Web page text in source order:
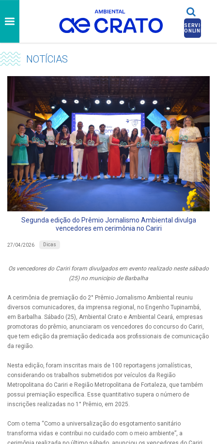
SERVIÇOS
ONLINE
NOTÍCIAS
Segunda edição do Prêmio Jornalismo Ambiental divulga
vencedores em cerimônia no Cariri
27/04/2026 Dicas
Os vencedores do Cariri foram divulgados em evento realizado neste sábado
(25) no município de Barbalha
A cerimônia de premiação do 2° Prêmio Jornalismo Ambiental reuniu
diversos comunicadores, da imprensa regional, no Engenho Tupinambá,
em Barbalha. Sábado (25), Ambiental Crato e Ambiental Ceará, empresas
promotoras do prêmio, anunciaram os vencedores do concurso do Cariri,
que tem edição da premiação dedicada aos profissionais de comunicação
da região.
Nesta edição, foram inscritas mais de 100 reportagens jornalísticas,
considerando os trabalhos submetidos por veículos da Região
Metropolitana do Cariri e Região Metropolitana de Fortaleza, que também
possui premiação específica. Esse quantitativo supera o número de
inscrições realizadas no 1° Prêmio, em 2025.
Com o tema “Como a universalização do esgotamento sanitário
transforma vidas e contribui no cuidado com o meio ambiente”, a